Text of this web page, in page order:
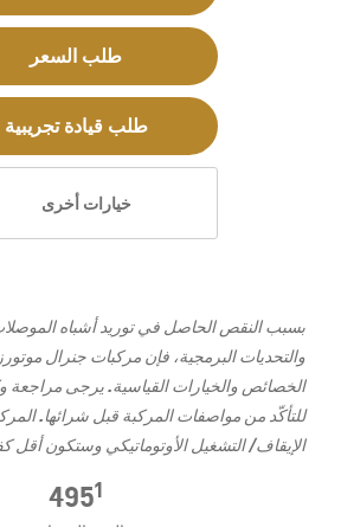
طلب السعر
طلب قيادة تجريبية
خيارات أخرى
بسبب النقص الحاصل في توريد أشباه
والتحديات البرمجية، فإن مركبات جنرال
الخصائص والخيارات القياسية. يرجى
للتأكّد من مواصفات المركبة قبل شرائها.
الإيقاف/ التشغيل الأوتوماتيكي وستكون أقل
4951